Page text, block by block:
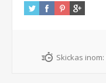
Skickas inom: